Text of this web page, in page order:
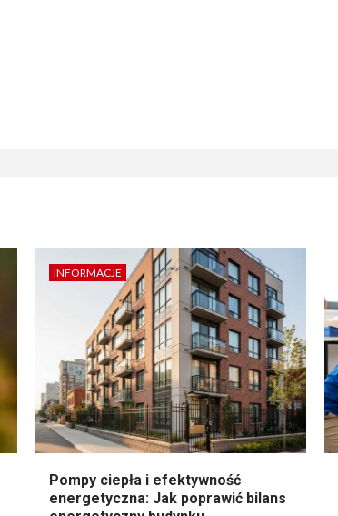
INFORMACJE
Pompy ciepła i efektywność
energetyczna: Jak poprawić bilans